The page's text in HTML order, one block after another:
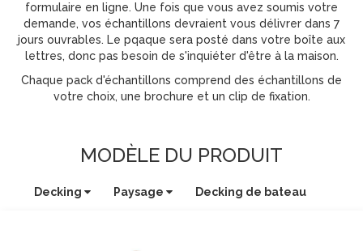
formulaire en ligne. Une fois que vous avez soumis votre
demande, vos échantillons devraient vous délivrer dans 7
jours ouvrables. Le pqaque sera posté dans votre boîte aux
lettres, donc pas besoin de s'inquiéter d'être à la maison.
Chaque pack d'échantillons comprend des échantillons de
votre choix, une brochure et un clip de fixation.
MODÈLE DU PRODUIT
Decking Paysage Decking de bateau